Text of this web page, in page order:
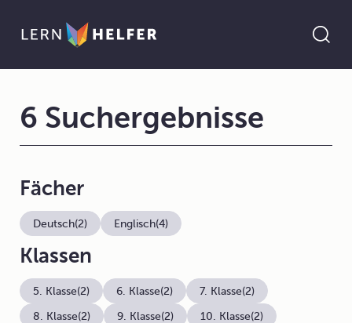
6 Suchergebnisse
Fächer
Deutsch(2) Englisch(4)
Klassen
5. Klasse(2) 6. Klasse(2) 7. Klasse(2)
8. Klasse(2) 9. Klasse(2) 10. Klasse(2)